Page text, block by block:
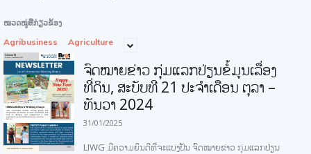
ໝວດໝູ່ທີ່ກ່ຽວຂ້ອງ
Agribusiness Agriculture
ຈົດໝາຍຂ່າວ ກຸ່ມແລກປ່ຽນຂໍ້ມູນເລື່ອງ
ທີ່ດິນ, ສະບັບທີ 21 ປະຈໍາເດືອນ ຕຸລາ –
ທັນວາ 2024
31/01/2025
LIWG ມີຄວາມຍິນດີທີ່ຈະແບ່ງປັນ ຈົດໝາຍຂ່າວ ກຸ່ມແລກປ່ຽນ